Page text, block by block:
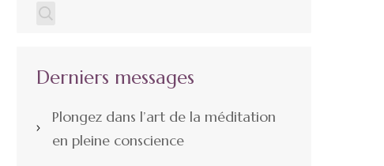
Derniers messages
Plongez dans l’art de la méditation
en pleine conscience